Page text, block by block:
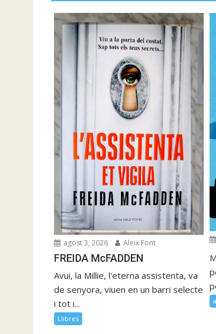
agost 3, 2026 Aleix Font
FREIDA McFADDEN
Avui, la Millie, l'eterna assistenta, va
de senyora, viuen en un barri selecte
i tot i...
Llibres